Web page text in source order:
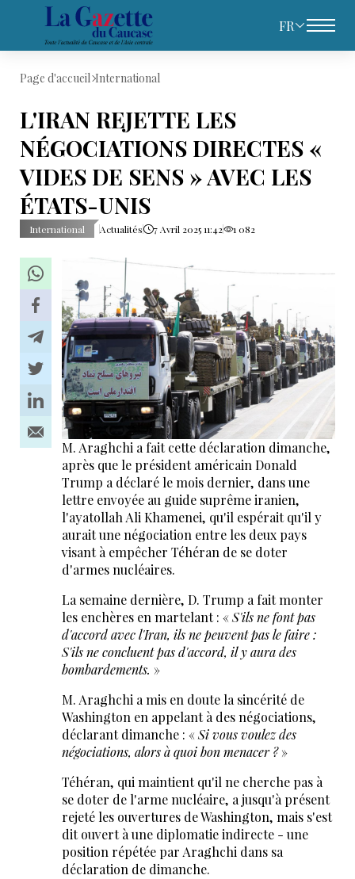
FR
Page d'accueil International
L'IRAN REJETTE LES
NÉGOCIATIONS DIRECTES «
VIDES DE SENS » AVEC LES
ÉTATS-UNIS
International Actualités 7 Avril 2025 11:42 1 082
M. Araghchi a fait cette déclaration dimanche,
après que le président américain Donald
Trump a déclaré le mois dernier, dans une
lettre envoyée au guide suprême iranien,
l'ayatollah Ali Khamenei, qu'il espérait qu'il y
aurait une négociation entre les deux pays
visant à empêcher Téhéran de se doter
d'armes nucléaires.
La semaine dernière, D. Trump a fait monter
les enchères en martelant : «S'ils ne font pas
d'accord avec l'Iran, ils ne peuvent pas le faire :
S'ils ne concluent pas d'accord, il y aura des
bombardements. »
M. Araghchi a mis en doute la sincérité de
Washington en appelant à des négociations,
déclarant dimanche : «Si vous voulez des
négociations, alors à quoi bon menacer ?»
Téhéran, qui maintient qu'il ne cherche pas à
se doter de l'arme nucléaire, a jusqu'à présent
rejeté les ouvertures de Washington, mais s'est
dit ouvert à une diplomatie indirecte - une
position répétée par Araghchi dans sa
déclaration de dimanche.